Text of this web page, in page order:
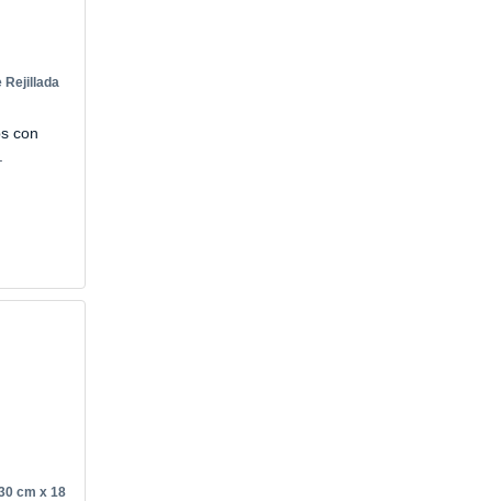
Rejillada
con
cm x 18